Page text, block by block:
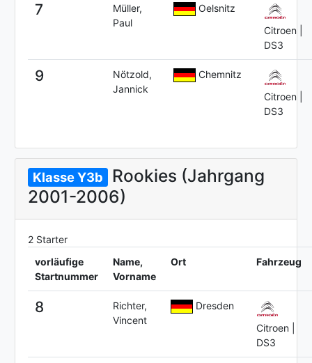
7
Müller,
Paul
Oelsnitz
Citroen |
DS3
9
Nötzold,
Jannick
Chemnitz
Citroen |
DS3
Klasse Y3b
Rookies (Jahrgang
2001-2006)
2 Starter
vorläufige
Startnummer
Name,
Vorname
Ort Fahrzeug
8
Richter,
Vincent
Dresden
Citroen |
DS3